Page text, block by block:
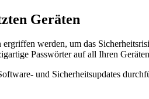
Geräten
werden, um das
Passwörter auf all Ihren
und Sicherheitsupdates